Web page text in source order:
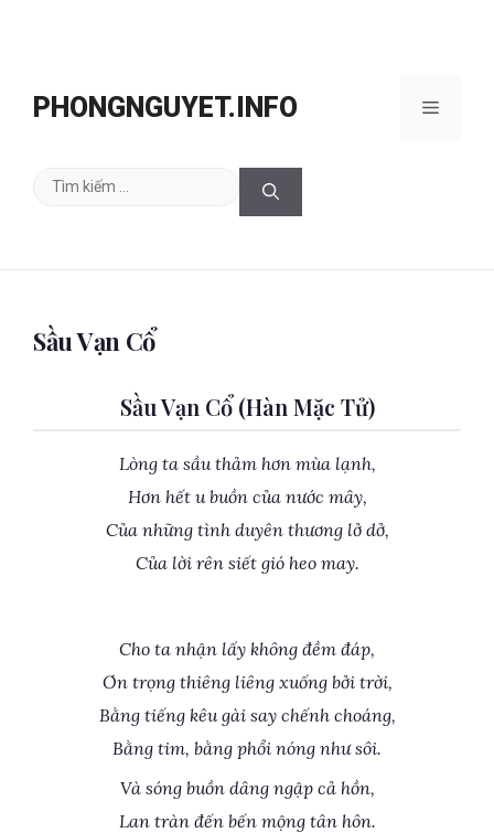
PHONGNGUYET.INFO Menu
Tìm
Sầu Vạn Cổ
Sầu Vạn Cổ (Hàn Mặc Tử)
Lòng ta sầu thảm hơn mùa lạnh,
Hơn hết u buồn của nước mây,
Của những tình duyên thương lở dở,
Của lời rên siết gió heo may.
Cho ta nhận lấy không đềm đáp,
Ơn trọng thiêng liêng xuống bởi trời,
Bằng tiếng kêu gài say chếnh choáng,
Bằng tim, bằng phổi nóng như sôi.
Và sóng buồn dâng ngập cả hồn,
Lan tràn đến bến mộng tân hôn.